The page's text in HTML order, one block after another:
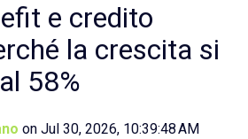
e credito
la crescita si
58%
on Jul 30, 2026, 10:39:48 AM